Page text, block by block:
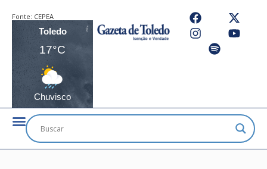
Fonte: CEPEA
Toledo
17°C
Chuvisco